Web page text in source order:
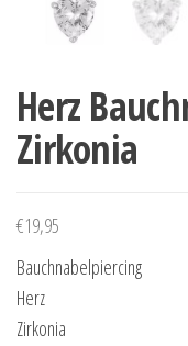
Herz
Zirkonia
€19,95
Bauchnabelpiercing
Herz
Zirkonia